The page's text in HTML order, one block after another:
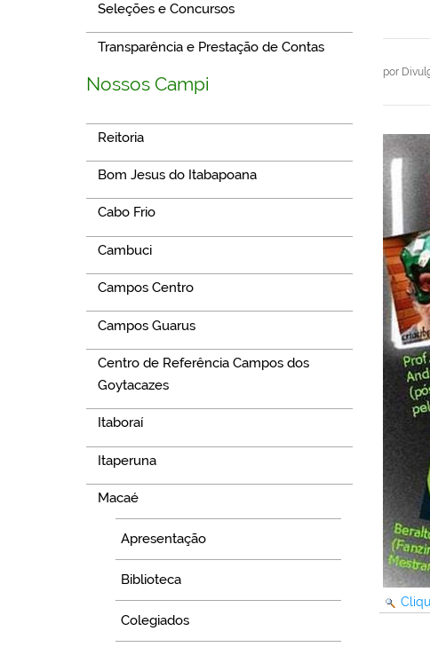
Seleções e Concursos
Transparência e Prestação de Contas
Nossos Campi
Reitoria
Bom Jesus do Itabapoana
Cabo Frio
Cambuci
Campos Centro
Campos Guarus
Centro de Referência Campos dos
Goytacazes
Itaboraí
Itaperuna
Macaé
Apresentação
Biblioteca
Colegiados
por